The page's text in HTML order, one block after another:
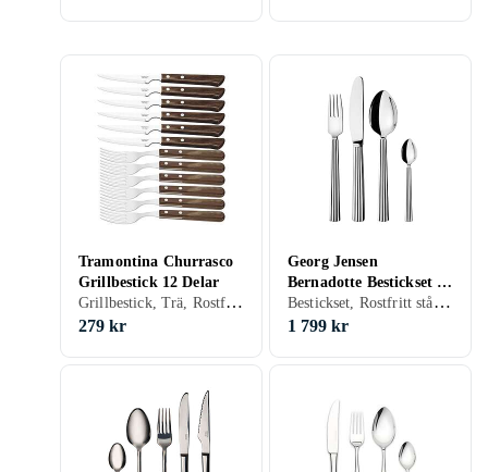
Tramontina Churrasco
Grillbestick 12 Delar
Grillbestick, Trä, Rostfritt stål, 12 st, Tål maskindisk
279 kr
Georg Jensen
Bernadotte Bestickset 16
Delar
Bestickset, Rostfritt stål, Silver, 16 st, Tål maskindisk
1 799 kr